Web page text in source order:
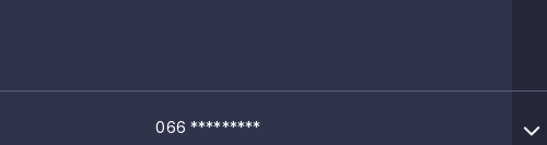
066 *********